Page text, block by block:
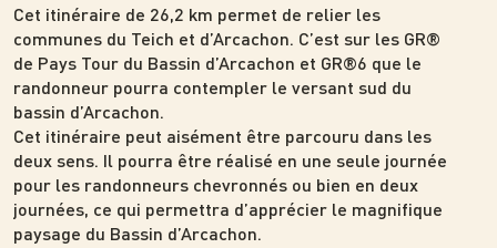
Cet itinéraire de 26,2 km permet de relier les
communes du Teich et d’Arcachon. C’est sur les GR®
de Pays Tour du Bassin d’Arcachon et GR®6 que le
randonneur pourra contempler le versant sud du
bassin d’Arcachon.
Cet itinéraire peut aisément être parcouru dans les
deux sens. Il pourra être réalisé en une seule journée
pour les randonneurs chevronnés ou bien en deux
journées, ce qui permettra d’apprécier le magnifique
paysage du Bassin d’Arcachon.